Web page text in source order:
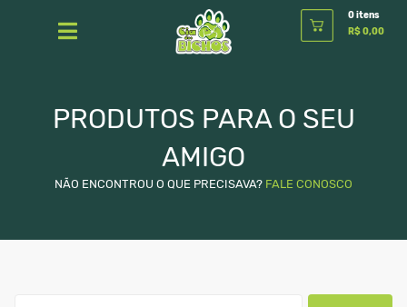
0 itens
R$ 0,00
PRODUTOS PARA O SEU
AMIGO
NÃO ENCONTROU O QUE PRECISAVA? FALE CONOSCO